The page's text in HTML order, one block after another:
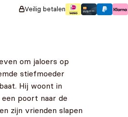
Veilig betalen
om jaloers op
stiefmoeder
Hij woont in
poort naar de
zijn vrienden slapen